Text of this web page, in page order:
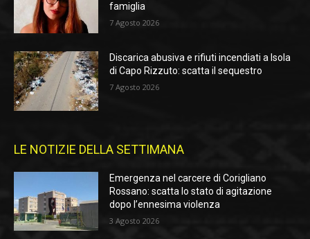
famiglia
7 Agosto 2026
Discarica abusiva e rifiuti incendiati a Isola
di Capo Rizzuto: scatta il sequestro
7 Agosto 2026
LE NOTIZIE DELLA SETTIMANA
Emergenza nel carcere di Corigliano
Rossano: scatta lo stato di agitazione
dopo l’ennesima violenza
3 Agosto 2026